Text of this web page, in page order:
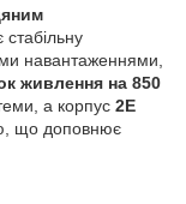
навантаженнями,
живлення на 850
а корпус 2E
що доповнює